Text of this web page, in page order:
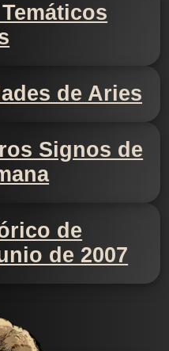
de Aries
Signos de
de
de 2007